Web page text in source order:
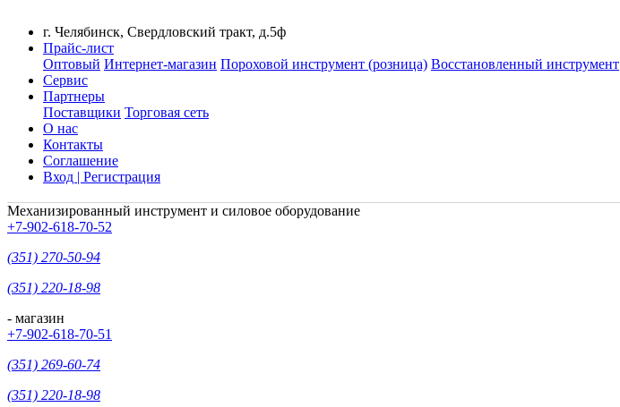
г. Челябинск, Свердловский тракт, д.5ф
Прайс-лист
Оптовый Интернет-магазин Пороховой инструмент (розница) Восстановленный инструмент
Сервис
Партнеры
Поставщики Торговая сеть
О нас
Контакты
Соглашение
Вход | Регистрация
Механизированный инструмент и силовое оборудование
+7-902-618-70-52
(351) 270-50-94
(351) 220-18-98
- магазин
+7-902-618-70-51
(351) 269-60-74
(351) 220-18-98